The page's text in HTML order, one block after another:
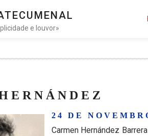
e louvor»
24 DE
Carmen Hernández